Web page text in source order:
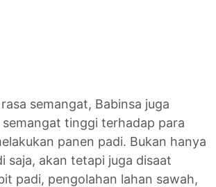
semangat, Babinsa juga
tinggi terhadap para
panen padi. Bukan hanya
saja, akan tetapi juga disaat
padi, pengolahan lahan sawah,